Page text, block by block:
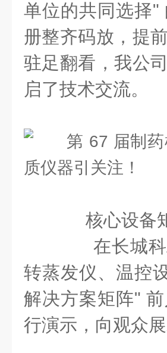
单位的共同选择"
册整齐码放，提
驻足翻看，我公
启了技术交流。
核心设备
在长城科
转蒸发仪、温控
解决方案矩阵"
行演示，向观众